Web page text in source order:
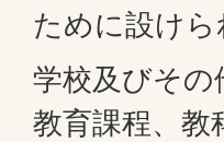
ために設け
学校及びその
教育課程、教